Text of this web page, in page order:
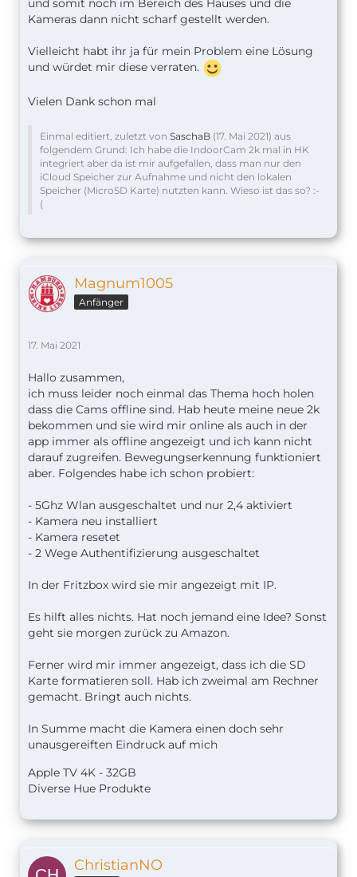
und somit noch im Bereich des Hauses und die
Kameras dann nicht scharf gestellt werden.
Vielleicht habt ihr ja für mein Problem eine Lösung
und würdet mir diese verraten.
Vielen Dank schon mal
Einmal editiert, zuletzt von SaschaB (17. Mai 2021) aus
folgendem Grund: Ich habe die IndoorCam 2k mal in HK
integriert aber da ist mir aufgefallen, dass man nur den
iCloud Speicher zur Aufnahme und nicht den lokalen
Speicher (MicroSD Karte) nutzten kann. Wieso ist das so? :-
(
Magnum1005
Anfänger
17. Mai 2021
Hallo zusammen,
ich muss leider noch einmal das Thema hoch holen
dass die Cams offline sind. Hab heute meine neue 2k
bekommen und sie wird mir online als auch in der
app immer als offline angezeigt und ich kann nicht
darauf zugreifen. Bewegungserkennung funktioniert
aber. Folgendes habe ich schon probiert:
- 5Ghz Wlan ausgeschaltet und nur 2,4 aktiviert
- Kamera neu installiert
- Kamera resetet
- 2 Wege Authentifizierung ausgeschaltet
In der Fritzbox wird sie mir angezeigt mit IP.
Es hilft alles nichts. Hat noch jemand eine Idee? Sonst
geht sie morgen zurück zu Amazon.
Ferner wird mir immer angezeigt, dass ich die SD
Karte formatieren soll. Hab ich zweimal am Rechner
gemacht. Bringt auch nichts.
In Summe macht die Kamera einen doch sehr
unausgereiften Eindruck auf mich
Apple TV 4K - 32GB
Diverse Hue Produkte
ChristianNO